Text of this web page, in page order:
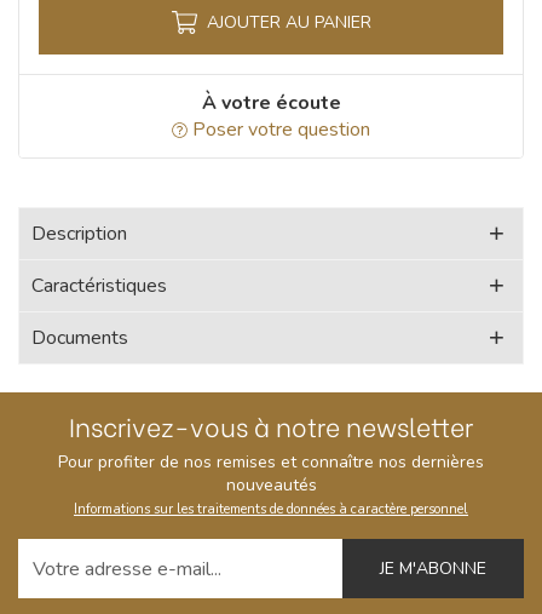
AJOUTER AU PANIER
À votre écoute
Poser votre question
Description
Caractéristiques
Documents
Inscrivez-vous à notre newsletter
Pour profiter de nos remises et connaître nos dernières
nouveautés
Informations sur les traitements de données à caractère personnel